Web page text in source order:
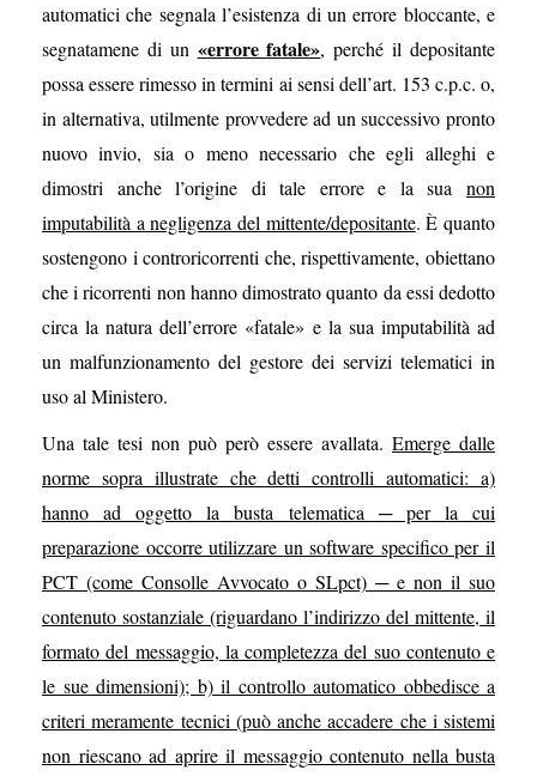
automatici che segnala l’esistenza di un errore bloccante, e
segnatamene di un «errore fatale», perché il depositante
possa essere rimesso in termini ai sensi dell’art. 153 c.p.c. o,
in alternativa, utilmente provvedere ad un successivo pronto
nuovo invio, sia o meno necessario che egli alleghi e
dimostri anche l’origine di tale errore e la sua non
imputabilità a negligenza del mittente/depositante. È quanto
sostengono i controricorrenti che, rispettivamente, obiettano
che i ricorrenti non hanno dimostrato quanto da essi dedotto
circa la natura dell’errore «fatale» e la sua imputabilità ad
un malfunzionamento del gestore dei servizi telematici in
uso al Ministero.
Una tale tesi non può però essere avallata. Emerge dalle
norme sopra illustrate che detti controlli automatici: a)
hanno ad oggetto la busta telematica ─ per la cui
preparazione occorre utilizzare un software specifico per il
PCT (come Consolle Avvocato o SLpct) ─ e non il suo
contenuto sostanziale (riguardano l’indirizzo del mittente, il
formato del messaggio, la completezza del suo contenuto e
le sue dimensioni); b) il controllo automatico obbedisce a
criteri meramente tecnici (può anche accadere che i sistemi
non riescano ad aprire il messaggio contenuto nella busta